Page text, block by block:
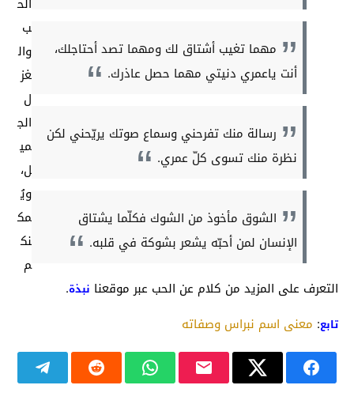
مهما تغيب أشتاق لك ومهما تصد أحتاجلك،
أنت ياعمري دنيتي مهما حصل عاذرك.
رسالة منك تفرحني وسماع صوتك يريّحني لكن
نظرة منك تسوى كلّ عمري.
الشوق مأخوذ من الشوك فكلّما يشتاق
الإنسان لمن أحبّه يشعر بشوكة في قلبه.
ب
وال
غز
ل
الج
مي
ل،
ويُ
مك
نك
م
التعرف على المزيد من كلام عن الحب عبر موقعنا نبذة.
تابع: معنى اسم نبراس وصفاته